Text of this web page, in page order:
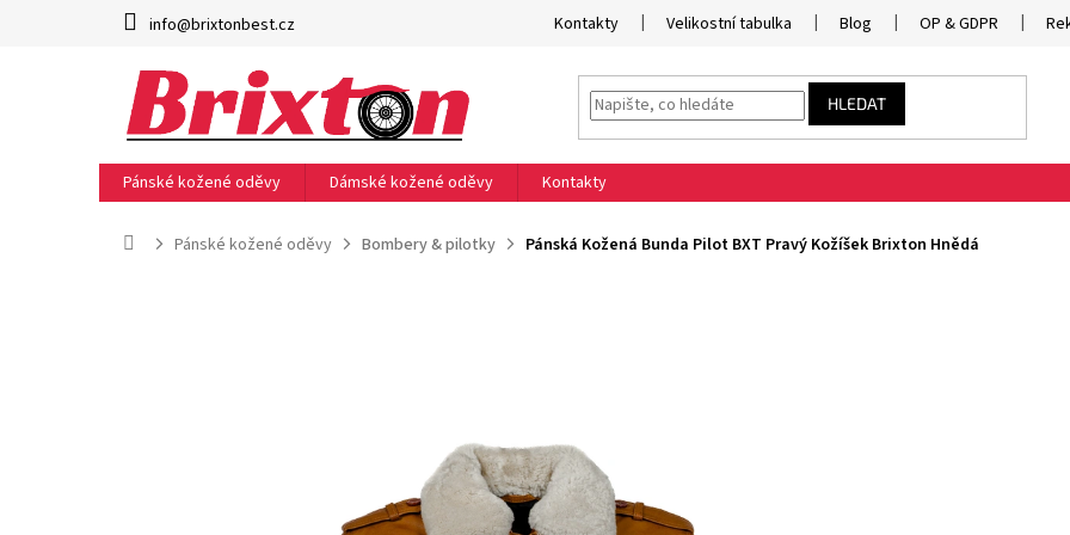
info@brixtonbest.cz Kontakty Velikostní tabulka Blog OP & GDPR
HLEDAT
Pánské kožené oděvy Dámské kožené oděvy Kontakty
DomůPánské kožené oděvy Bombery & pilotky Pánská Kožená Bunda Pilot BXT Pravý Kožíšek Brixton Hnědá